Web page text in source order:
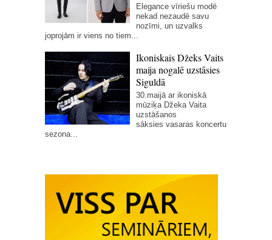
Elegance vīriešu modē
nekad nezaudē savu
nozīmi, un uzvalks
joprojām ir viens no tiem...
Ikoniskais Džeks Vaits
maija nogalē uzstāsies
Siguldā
30.maijā ar ikoniskā
mūziķa Džeka Vaita
uzstāšanos
sāksies vasaras koncertu
sezona...